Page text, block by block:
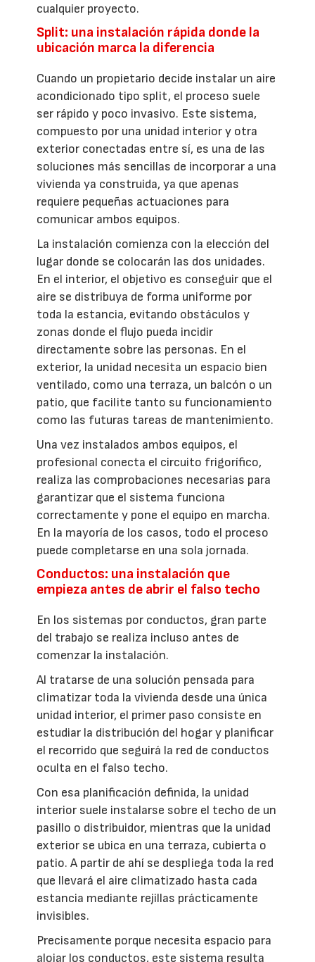
cualquier proyecto.
Split: una instalación rápida donde la
ubicación marca la diferencia
Cuando un propietario decide instalar un aire
acondicionado tipo split, el proceso suele
ser rápido y poco invasivo. Este sistema,
compuesto por una unidad interior y otra
exterior conectadas entre sí, es una de las
soluciones más sencillas de incorporar a una
vivienda ya construida, ya que apenas
requiere pequeñas actuaciones para
comunicar ambos equipos.
La instalación comienza con la elección del
lugar donde se colocarán las dos unidades.
En el interior, el objetivo es conseguir que el
aire se distribuya de forma uniforme por
toda la estancia, evitando obstáculos y
zonas donde el flujo pueda incidir
directamente sobre las personas. En el
exterior, la unidad necesita un espacio bien
ventilado, como una terraza, un balcón o un
patio, que facilite tanto su funcionamiento
como las futuras tareas de mantenimiento.
Una vez instalados ambos equipos, el
profesional conecta el circuito frigorífico,
realiza las comprobaciones necesarias para
garantizar que el sistema funciona
correctamente y pone el equipo en marcha.
En la mayoría de los casos, todo el proceso
puede completarse en una sola jornada.
Conductos: una instalación que
empieza antes de abrir el falso techo
En los sistemas por conductos, gran parte
del trabajo se realiza incluso antes de
comenzar la instalación.
Al tratarse de una solución pensada para
climatizar toda la vivienda desde una única
unidad interior, el primer paso consiste en
estudiar la distribución del hogar y planificar
el recorrido que seguirá la red de conductos
oculta en el falso techo.
Con esa planificación definida, la unidad
interior suele instalarse sobre el techo de un
pasillo o distribuidor, mientras que la unidad
exterior se ubica en una terraza, cubierta o
patio. A partir de ahí se despliega toda la red
que llevará el aire climatizado hasta cada
estancia mediante rejillas prácticamente
invisibles.
Precisamente porque necesita espacio para
alojar los conductos, este sistema resulta